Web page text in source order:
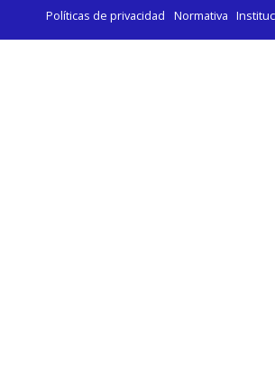
Políticas de privacidad Normativa